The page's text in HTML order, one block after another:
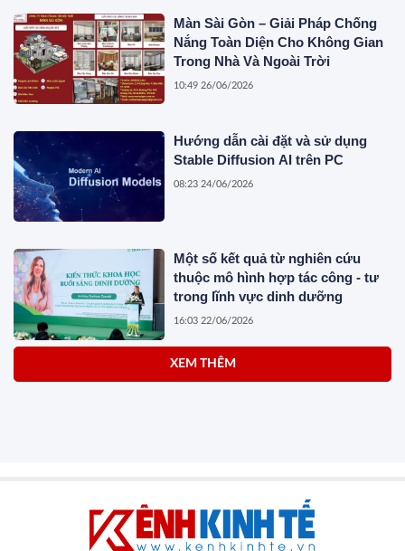
Màn Sài Gòn – Giải Pháp Chống
Nắng Toàn Diện Cho Không Gian
Trong Nhà Và Ngoài Trời
10:49 26/06/2026
Hướng dẫn cài đặt và sử dụng
Stable Diffusion AI trên PC
08:23 24/06/2026
Một số kết quả từ nghiên cứu
thuộc mô hình hợp tác công - tư
trong lĩnh vực dinh dưỡng
16:03 22/06/2026
XEM THÊM